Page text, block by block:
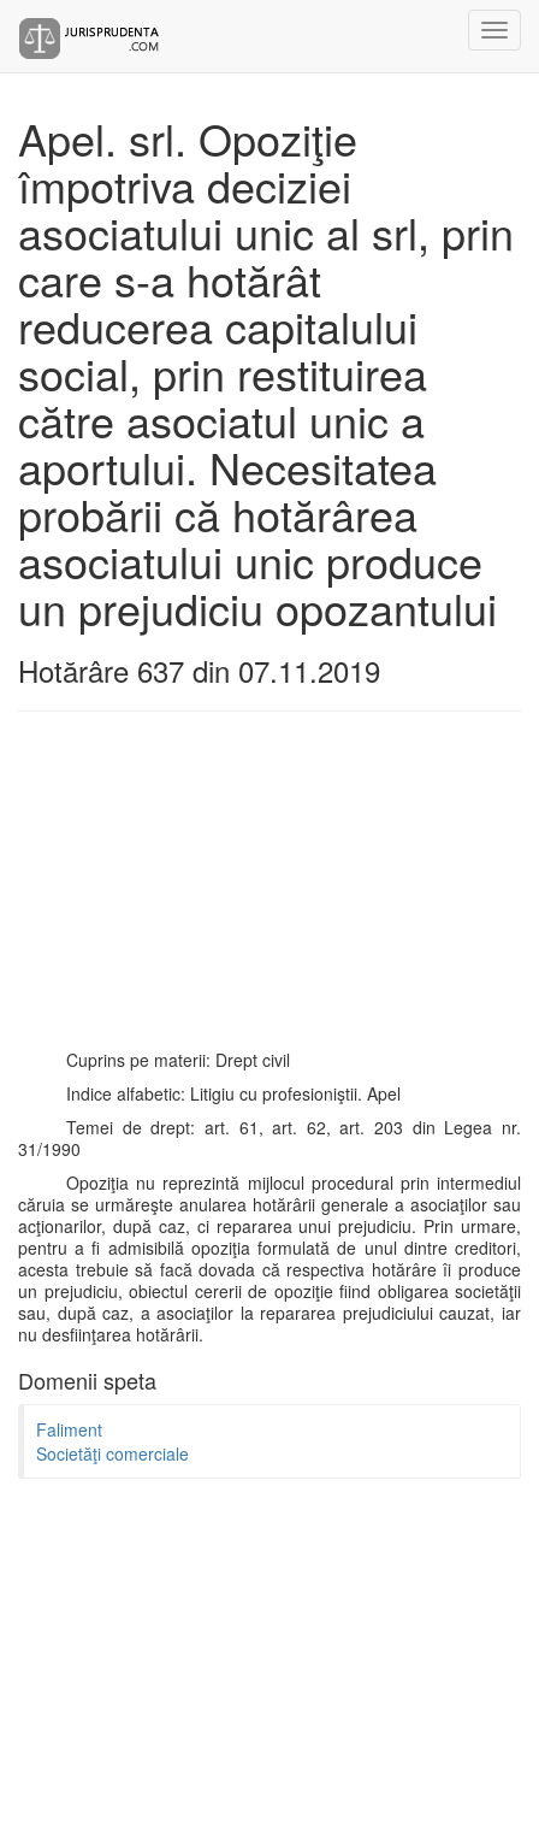
Apel. srl. Opoziţie
împotriva deciziei
asociatului unic al srl, prin
care s-a hotărât
reducerea capitalului
social, prin restituirea
către asociatul unic a
aportului. Necesitatea
probării că hotărârea
asociatului unic produce
un prejudiciu opozantului
Hotărâre 637 din 07.11.2019
Cuprins pe materii: Drept civil
Indice alfabetic: Litigiu cu profesioniştii. Apel
Temei de drept: art. 61, art. 62, art. 203 din Legea nr.
31/1990
Opoziţia nu reprezintă mijlocul procedural prin intermediul
căruia se urmăreşte anularea hotărârii generale a asociaţilor sau
acţionarilor, după caz, ci repararea unui prejudiciu. Prin urmare,
pentru a fi admisibilă opoziţia formulată de unul dintre creditori,
acesta trebuie să facă dovada că respectiva hotărâre îi produce
un prejudiciu, obiectul cererii de opoziţie fiind obligarea societăţii
sau, după caz, a asociaţilor la repararea prejudiciului cauzat, iar
nu desfiinţarea hotărârii.
Domenii speta
Faliment
Societăţi comerciale